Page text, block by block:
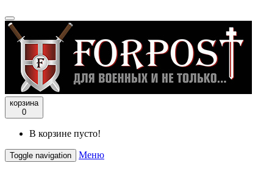
корзина
0
В корзине пусто!
Toggle navigation Меню